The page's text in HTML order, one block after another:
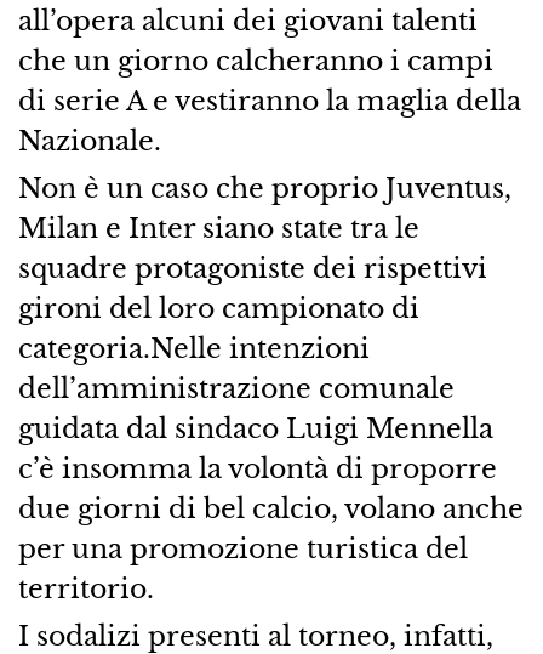
all’opera alcuni dei giovani talenti
che un giorno calcheranno i campi
di serie A e vestiranno la maglia della
Nazionale.
Non è un caso che proprio Juventus,
Milan e Inter siano state tra le
squadre protagoniste dei rispettivi
gironi del loro campionato di
categoria.Nelle intenzioni
dell’amministrazione comunale
guidata dal sindaco Luigi Mennella
c’è insomma la volontà di proporre
due giorni di bel calcio, volano anche
per una promozione turistica del
territorio.
I sodalizi presenti al torneo, infatti,